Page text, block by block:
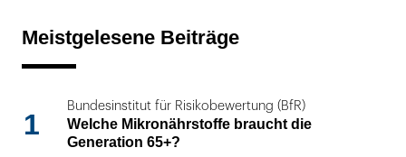
Meistgelesene Beiträge
1
Bundesinstitut für Risikobewertung (BfR)
Welche Mikronährstoffe braucht die
Generation 65+?